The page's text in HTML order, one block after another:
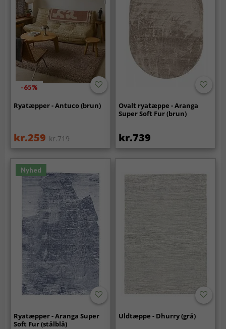
-65%
Ryatæpper - Antuco (brun)
kr.259 kr.719
Ovalt ryatæppe - Aranga
Super Soft Fur (brun)
kr.739
Nyhed
Ryatæpper - Aranga Super
Soft Fur (stålblå)
Uldtæppe - Dhurry (grå)